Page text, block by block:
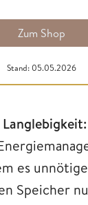
Zum Shop
Stand: 05.05.2026
es
Speicher